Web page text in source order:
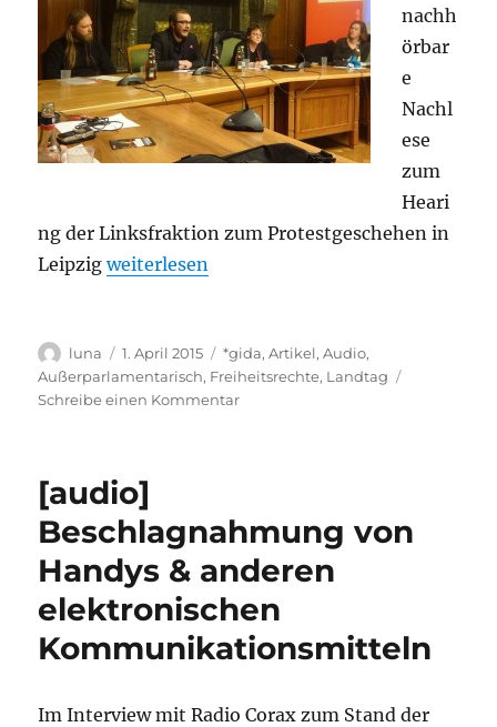
nachh
örbar
e
Nachl
ese
zum
Heari
ng der Linksfraktion zum Protestgeschehen in
Leipzig„(No)Legida und Versammlungsfreiheit“
weiterlesen
Autor
luna
Veröffentlicht
am
1. April 2015 Kategorien
*gida,Artikel,Audio,
Außerparlamentarisch, Freiheitsrechte, Landtag
Schreibe einen Kommentarzu
[audio]
Beschlagnahmung von
Handys & anderen
elektronischen
Kommunikationsmitteln
Im Interview mit Radio Corax zum Stand der